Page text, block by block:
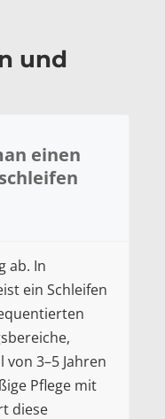
und
einen
ab. In
ein Schleifen
3–5 Jahren
Pflege mit
diese